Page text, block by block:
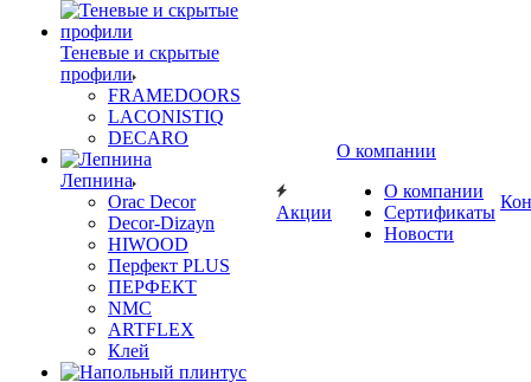
Теневые и скрытые
профили
FRAMEDOORS
LACONISTIQ
DECARO
Лепнина
Orac Decor
Decor-Dizayn
HIWOOD
Перфект PLUS
ПЕРФЕКТ
NMC
ARTFLEX
Клей
Акции
О компании
О компании
Сертификаты
Новости